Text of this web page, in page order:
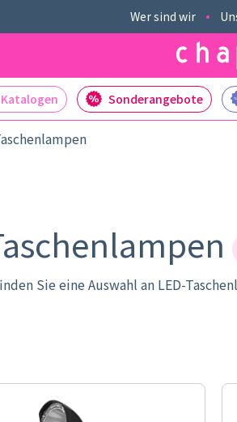
Wer sind wir
Katalogen Sonderangebote
Sie eine Auswahl an LED-